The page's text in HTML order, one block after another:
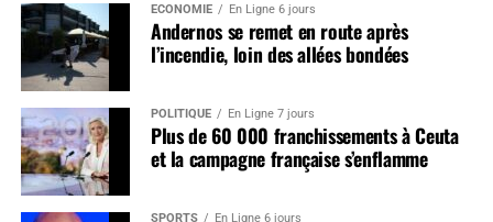
ÉCONOMIE En Ligne 6 jours
Andernos se remet en route après
l’incendie, loin des allées bondées
POLITIQUE En Ligne 7 jours
Plus de 60 000 franchissements à Ceuta
et la campagne française s’enflamme
SPORTS En Ligne 6 jours